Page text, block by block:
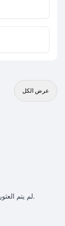
عرض الكل
لم يتم العثور على مقالات مطابقة للبحث الذي تم تحديده.